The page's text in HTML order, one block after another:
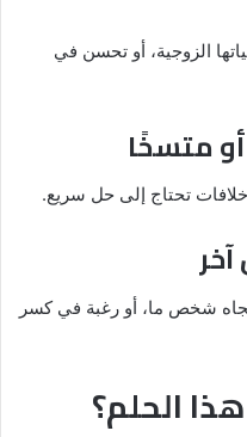
الزوجية، أو تحسن في
متسخًا
تحتاج إلى حل سريع.
شخص ما، أو رغبة في كسر
الحلم؟